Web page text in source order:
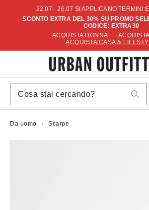
22.07 - 26.07 SI APPLICANO TERMINI E
SCONTO EXTRA DEL 30% SU PROMO
CODICE: EXTRA30
ACQUISTA DONNA
ACQUISTA CASA &
Da uomo Scarpe